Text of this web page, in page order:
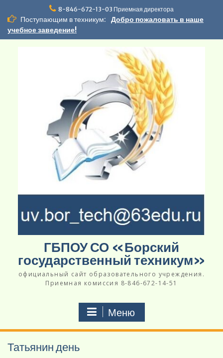
содержимому
8-846-672-13-03 Приемная директора
Поступающим в техникум:
Добро пожаловать в наше
учебное заведение!
ГБПОУ СО «Борский
государственный техникум»
официальный сайт образовательного учреждения.
Приемная комиссия 8-846-672-14-51
Меню
Татьянин день